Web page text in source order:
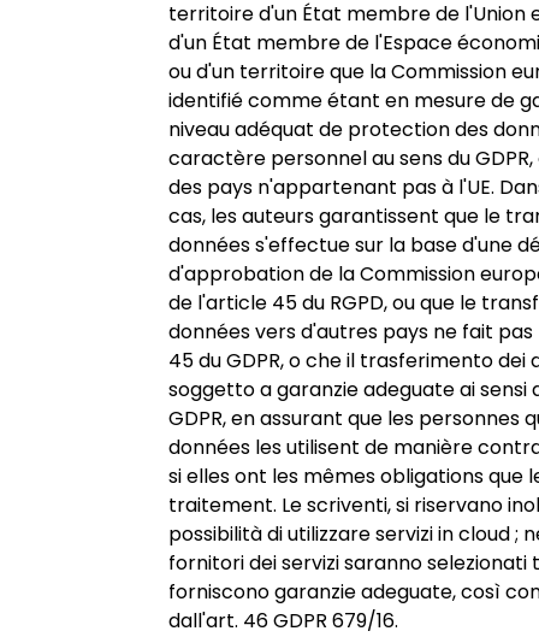
territoire d'un État membre de l'Union
d'un État membre de l'Espace
ou d'un territoire que la Commission
identifié comme étant en mesure de
niveau adéquat de protection des
caractère personnel au sens du
des pays n'appartenant pas à l'UE.
cas, les auteurs garantissent que le
données s'effectue sur la base d'une
d'approbation de la Commission
de l'article 45 du RGPD, ou que le
données vers d'autres pays ne fait pas
45 du GDPR, o che il trasferimento dei
soggetto a garanzie adeguate ai sensi
GDPR, en assurant que les personnes
données les utilisent de manière
si elles ont les mêmes obligations que
traitement. Le scriventi, si riservano
possibilità di utilizzare servizi in cloud ;
fornitori dei servizi saranno
forniscono garanzie adeguate, così
dall'art. 46 GDPR 679/16.